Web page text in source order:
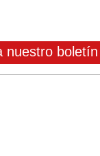
nuestro boletín